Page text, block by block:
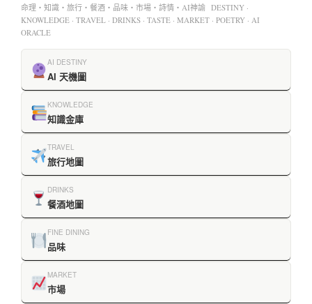
命理・知識・旅行・餐酒・品味・市場・詩情・AI神諭 DESTINY ·
KNOWLEDGE · TRAVEL · DRINKS · TASTE · MARKET · POETRY · AI
ORACLE
AI DESTINY
AI 天機圖
KNOWLEDGE
知識金庫
TRAVEL
旅行地圖
DRINKS
餐酒地圖
FINE DINING
品味
MARKET
市場